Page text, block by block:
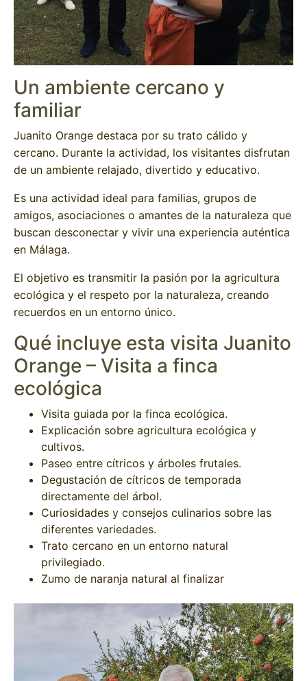
Un ambiente cercano y
familiar
Juanito Orange destaca por su trato cálido y
cercano. Durante la actividad, los visitantes disfrutan
de un ambiente relajado, divertido y educativo.
Es una actividad ideal para familias, grupos de
amigos, asociaciones o amantes de la naturaleza que
buscan desconectar y vivir una experiencia auténtica
en Málaga.
El objetivo es transmitir la pasión por la agricultura
ecológica y el respeto por la naturaleza, creando
recuerdos en un entorno único.
Qué incluye esta visita Juanito
Orange – Visita a finca
ecológica
Visita guiada por la finca ecológica.
Explicación sobre agricultura ecológica y
cultivos.
Paseo entre cítricos y árboles frutales.
Degustación de cítricos de temporada
directamente del árbol.
Curiosidades y consejos culinarios sobre las
diferentes variedades.
Trato cercano en un entorno natural
privilegiado.
Zumo de naranja natural al finalizar